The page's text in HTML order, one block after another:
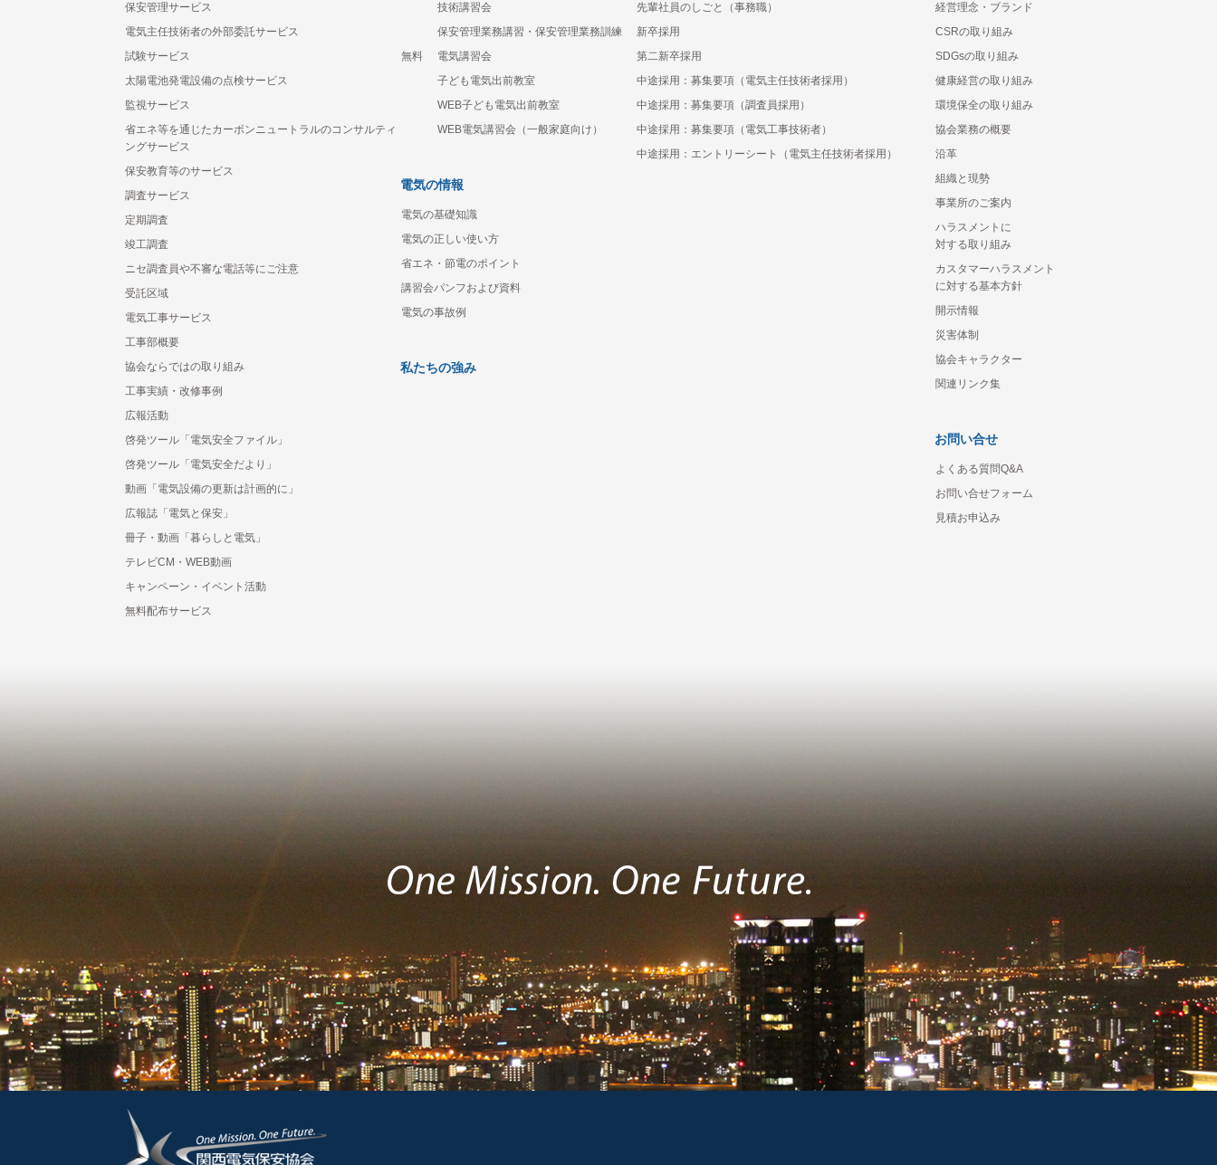
保安管理サービス
電気主任技術者の外部委託サービス
試験サービス
太陽電池発電設備の点検サービス
監視サービス
省エネ等を通じたカーボンニュートラルのコンサルティ
ングサービス
保安教育等のサービス
調査サービス
定期調査
竣工調査
ニセ調査員や不審な電話等にご注意
受託区域
電気工事サービス
工事部概要
協会ならではの取り組み
工事実績・改修事例
広報活動
啓発ツール「電気安全ファイル」
啓発ツール「電気安全だより」
動画「電気設備の更新は計画的に」
広報誌「電気と保安」
冊子・動画「暮らしと電気」
テレビCM・WEB動画
キャンペーン・イベント活動
無料配布サービス
技術講習会
保安管理業務講習・保安管理業務訓練
無料
電気講習会
子ども電気出前教室
WEB子ども電気出前教室
WEB電気講習会（一般家庭向け）
電気の情報
電気の基礎知識
電気の正しい使い方
省エネ・節電のポイント
講習会パンフおよび資料
電気の事故例
私たちの強み
先輩社員のしごと（事務職）
新卒採用
第二新卒採用
中途採用：募集要項（電気主任技術者採用）
中途採用：募集要項（調査員採用）
中途採用：募集要項（電気工事技術者）
中途採用：エントリーシート（電気主任技術者採用）
経営理念・ブランド
CSRの取り組み
SDGsの取り組み
健康経営の取り組み
環境保全の取り組み
協会業務の概要
沿革
組織と現勢
事業所のご案内
ハラスメントに
対する取り組み
カスタマーハラスメント
に対する基本方針
開示情報
災害体制
協会キャラクター
関連リンク集
お問い合せ
よくある質問Q&A
お問い合せフォーム
見積お申込み